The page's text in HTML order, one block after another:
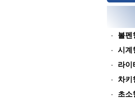
볼펜
시계
라이
차키
초소